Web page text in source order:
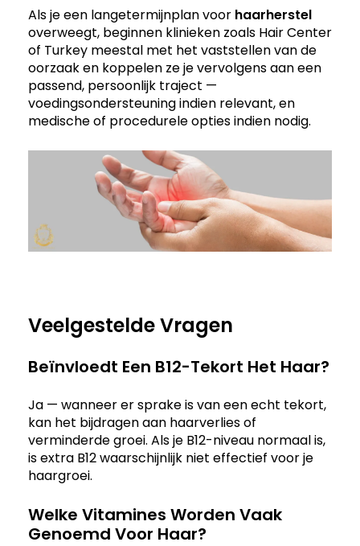
Als je een langetermijnplan voor haarherstel
overweegt, beginnen klinieken zoals Hair Center
of Turkey meestal met het vaststellen van de
oorzaak en koppelen ze je vervolgens aan een
passend, persoonlijk traject —
voedingsondersteuning indien relevant, en
medische of procedurele opties indien nodig.
Veelgestelde Vragen
Beïnvloedt Een B12-Tekort Het Haar?
Ja — wanneer er sprake is van een echt tekort,
kan het bijdragen aan haarverlies of
verminderde groei. Als je B12-niveau normaal is,
is extra B12 waarschijnlijk niet effectief voor je
haargroei.
Welke Vitamines Worden Vaak
Genoemd Voor Haar?